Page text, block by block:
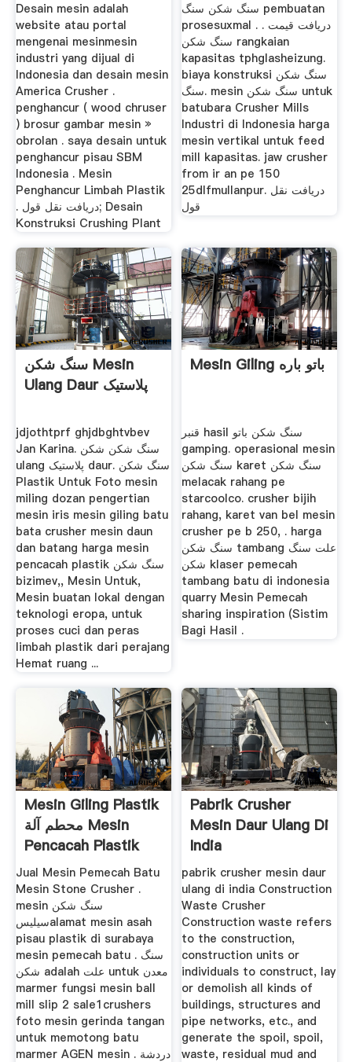
Desain mesin adalah
website atau portal
mengenai mesinmesin
industri yang dijual di
Indonesia dan desain mesin
America Crusher .
penghancur ( wood chruser
) brosur gambar mesin »
obrolan . saya desain untuk
penghancur pisau SBM
Indonesia . Mesin
Penghancur Limbah Plastik
. دریافت نقل قول; Desain
Konstruksi Crushing Plant
سنگ شکن سنگ pembuatan
prosesuxmal . . دریافت قیمت
سنگ شکن rangkaian
kapasitas tphglasheizung.
biaya konstruksi سنگ شکن
سنگ. mesin سنگ شکن untuk
batubara Crusher Mills
Industri di Indonesia harga
mesin vertikal untuk feed
mill kapasitas. jaw crusher
from ir an pe 150
25dlfmullanpur. دریافت نقل
قول
سنگ شکن Mesin
Ulang Daur پلاستیک
jdjothtprf ghjdbghtvbev
Jan Karina. سنگ شکن شکن
ulang پلاستیک daur. سنگ شکن
Plastik Untuk Foto mesin
miling dozan pengertian
mesin iris mesin giling batu
bata crusher mesin daun
dan batang harga mesin
pencacah plastik سنگ شکن
bizimev,, Mesin Untuk,
Mesin buatan lokal dengan
teknologi eropa, untuk
proses cuci dan peras
limbah plastik dari perajang
Hemat ruang ...
Mesin Giling باتو باره
قنبر hasil سنگ شکن باتو
gamping. operasional mesin
سنگ شکن karet سنگ شکن
melacak rahang pe
starcoolco. crusher bijih
rahang, karet van bel mesin
crusher pe b 250, . harga
سنگ شکن tambang علت سنگ
شکن klaser pemecah
tambang batu di indonesia
quarry Mesin Pemecah
sharing inspiration (Sistim
Bagi Hasil .
Mesin Giling Plastik
محطم آلة Mesin
Pencacah Plastik
Jual Mesin Pemecah Batu
Mesin Stone Crusher .
mesin سنگ شکن
سیلیسalamat mesin asah
pisau plastik di surabaya
mesin pemecah batu . سنگ
شکن adalah علت untuk معدن
marmer fungsi mesin ball
mill slip 2 sale1crushers
foto mesin gerinda tangan
untuk memotong batu
marmer AGEN mesin . دردشة
Pabrik Crusher
Mesin Daur Ulang Di
India
pabrik crusher mesin daur
ulang di india Construction
Waste Crusher
Construction waste refers
to the construction,
construction units or
individuals to construct, lay
or demolish all kinds of
buildings, structures and
pipe networks, etc., and
generate the spoil, spoil,
waste, residual mud and